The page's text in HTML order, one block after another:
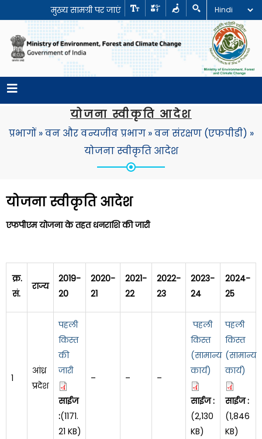
मुख्य सामग्री पर जाएं
योजना स्वीकृति आदेश
प्रभागों»वन और वन्यजीव प्रभाग»वन संरक्षण (एफपीडी) »
योजना स्वीकृति आदेश
योजना स्वीकृति आदेश
एफपीएम योजना के तहत धनराशि की जारी
क्र.
सं.
राज्य
2019-
20
2020-
21
2021-
22
2022-
23
2023-
24
2024-
25
1
आंध्र
प्रदेश
पहली
किस्त
की
जारी
साईज
:(1171.
21 KB)
– – –
पहली
किस्त
(सामान्य
कार्य)
साईज :
(2,130
KB)
पहली
किस्त
(सामान्य
कार्य)
साईज :
(1,846
KB)